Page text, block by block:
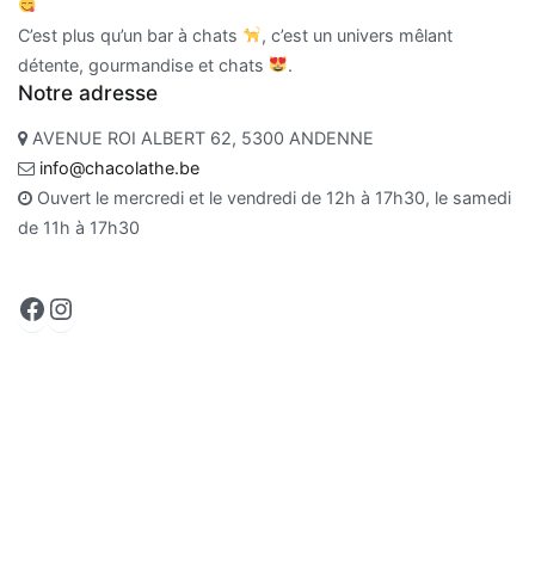
C’est plus qu’un bar à chats
, c’est un univers mêlant
détente, gourmandise et chats
.
Notre adresse
AVENUE ROI ALBERT 62, 5300 ANDENNE
info@chacolathe.be
Ouvert le mercredi et le vendredi de 12h à 17h30, le samedi
de 11h à 17h30
Facebook